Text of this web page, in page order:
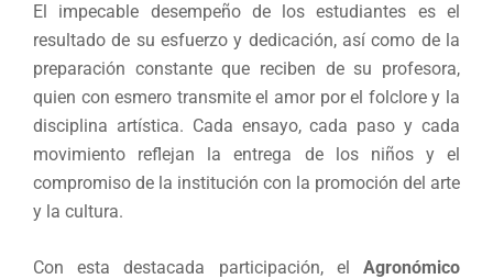
El impecable desempeño de los estudiantes es el
resultado de su esfuerzo y dedicación, así como de la
preparación constante que reciben de su profesora,
quien con esmero transmite el amor por el folclore y la
disciplina artística. Cada ensayo, cada paso y cada
movimiento reflejan la entrega de los niños y el
compromiso de la institución con la promoción del arte
y la cultura.
Con esta destacada participación, el Agronómico